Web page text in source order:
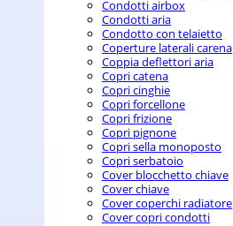
Condotti airbox
Condotti aria
Condotto con telaietto
Coperture laterali carena
Coppia deflettori aria
Copri catena
Copri cinghie
Copri forcellone
Copri frizione
Copri pignone
Copri sella monoposto
Copri serbatoio
Cover blocchetto chiave
Cover chiave
Cover coperchi radiatore
Cover copri condotti